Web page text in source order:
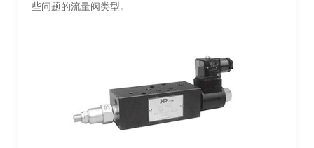
些问题的流量阀类型。